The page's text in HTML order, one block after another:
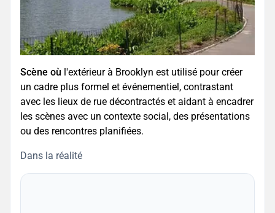
Scène où l'extérieur à Brooklyn est utilisé pour créer
un cadre plus formel et événementiel, contrastant
avec les lieux de rue décontractés et aidant à encadrer
les scènes avec un contexte social, des présentations
ou des rencontres planifiées.
Dans la réalité